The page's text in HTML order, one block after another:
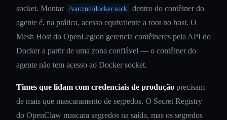
socket. Montar /var/run/docker.sock
dentro do contêiner do
agente é, na prática, acesso equivalente a root no host. O
Mesh Host do OpenLegion gerencia contêineres pela API do
Docker a partir de uma zona confiável — o contêiner do
agente não tem acesso ao Docker socket.
Times que lidam com credenciais de produção precisam
de mais que mascaramento de segredos. O Secret Registry
do OpenClaw mascara segredos na saída, mas os segredos